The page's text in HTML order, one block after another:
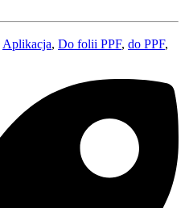
Aplikacja, Do folii PPF, do PPF,